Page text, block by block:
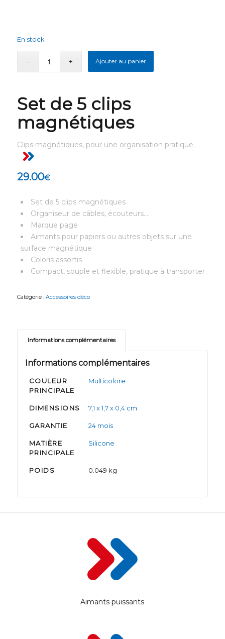
En stock
Ajouter au panier
Set de 5 clips
magnétiques
Clips magnétiques, pour une organisation pratique.
29.00€
Set de 5 clips magnétiques
Organiseur de câbles, écouteurs…
Marque page
Aimants pour papiers ou autres objets sur une
surface magnétique
Coloris assortis
Compact, souple et flexible, pratique à transporter
Catégorie : Accessoires déco
Informations complémentaires
Informations complémentaires
COULEUR
PRINCIPALE
Multicolore
DIMENSIONS 7,1 x 1,7 x 0,4 cm
GARANTIE 24 mois
MATIÈRE
PRINCIPALE
Silicone
POIDS 0.049 kg
Aimants puissants